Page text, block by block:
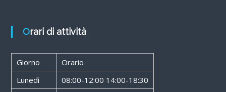
Orari di attività
Giorno
Orario
Lunedì
08:00-12:00 14:00-18:30